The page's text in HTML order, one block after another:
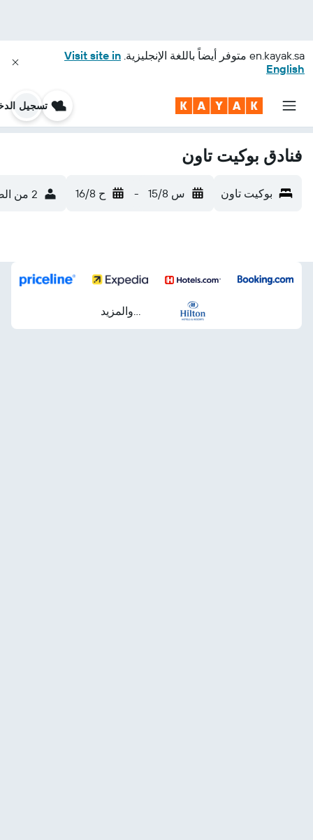
en.kayak.sa متوفر أيضاً باللغة الإنجليزية. Visit site in
English
تسجيل
فنادق بوكيت تاون
بوكيت تاون س 15/8 - ح 16/8 2 من الضيوف، غرفة واحدة
...والمزيد